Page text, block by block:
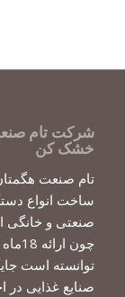
شرکت تام صنعت
خشک کن
تام صنعت
ساخت انواع
صنعتی و خانگی
توانسته است
صنایع غذایی در